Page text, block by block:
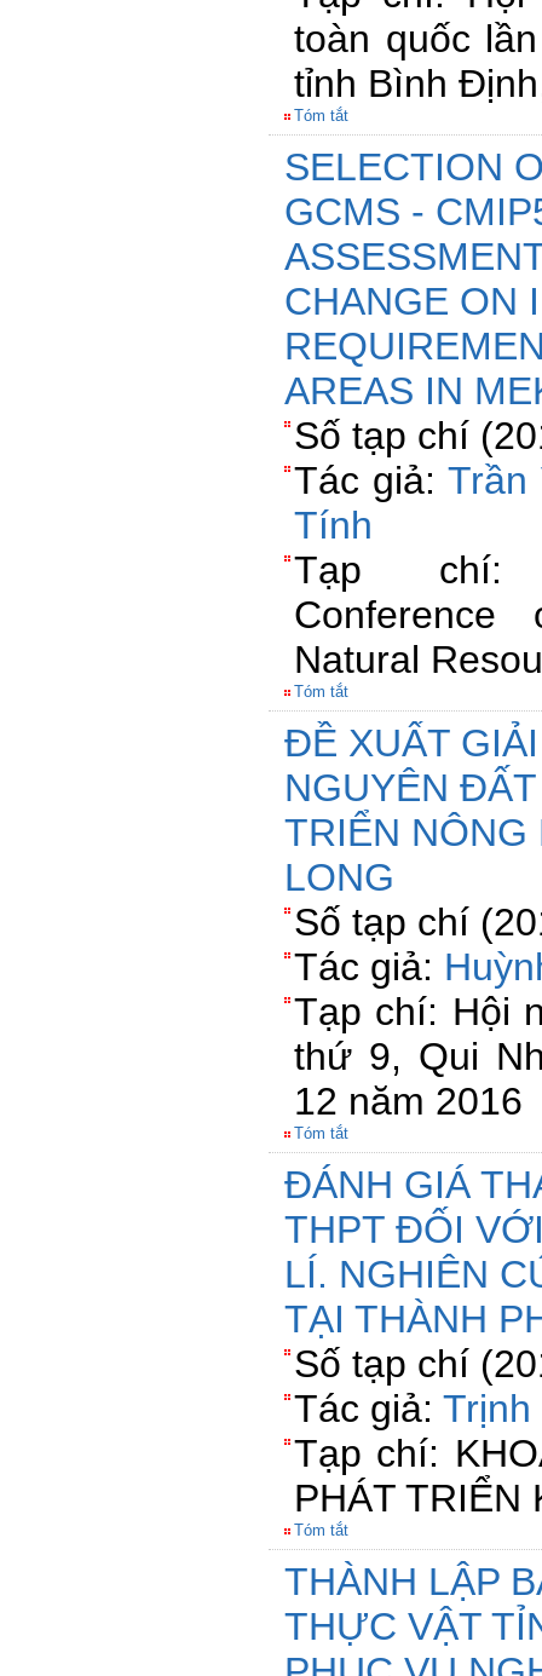
toàn quốc
tỉnh Bình
Tóm tắt
SELECTION
GCMS -
CHANGE ON
AREAS IN
Số tạp chí
Tác giả: Trần
Tính
Tạp chí:
Conference
Natural
Tóm tắt
ĐỀ XUẤT
NGUYÊN
TRIỂN NÔNG
LONG
Số tạp chí
Tác giả:
Tạp chí: Hội
thứ 9, Qui
12 năm 2016
Tóm tắt
ĐÁNH GIÁ
THPT ĐỐI
LÍ. NGHIÊN
TẠI THÀNH
Số tạp chí
Tác giả: Trịnh
Tạp chí:
PHÁT TRIỂN
Tóm tắt
THÀNH LẬP
THỰC VẬT